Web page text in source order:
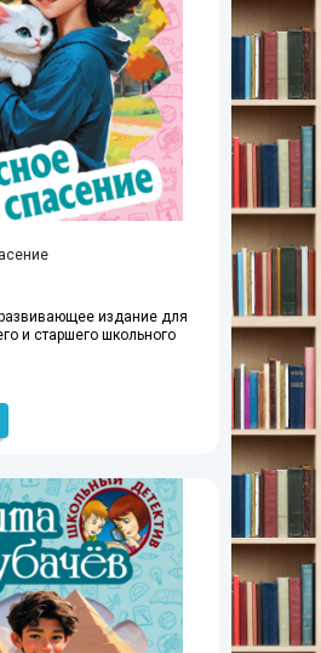
издание для
и старшего школьного